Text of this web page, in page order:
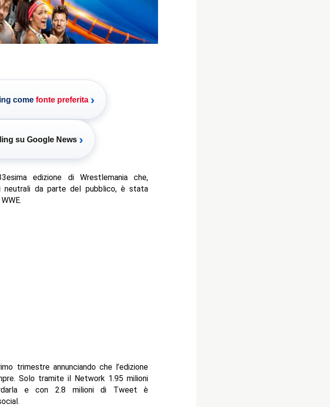
come fonte preferita ›
su Google News ›
edizione di Wrestlemania che,
neutrali da parte del pubblico, è stata
trimestre annunciando che l’edizione
Solo tramite il Network 1.95 milioni
e con 2.8 milioni di Tweet è